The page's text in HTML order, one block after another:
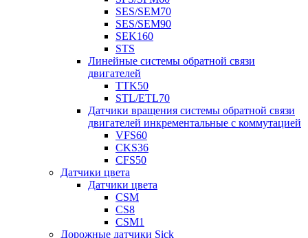
SES/SEM70
SES/SEM90
SEK160
STS
Линейные системы обратной связи
двигателей
TTK50
STL/ETL70
Датчики вращения системы обратной связи
двигателей инкрементальные с коммутацией
VFS60
CKS36
CFS50
Датчики цвета
Датчики цвета
CSM
CS8
CSM1
Дорожные датчики Sick